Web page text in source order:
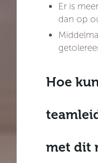
Er is
dan op
Hoe
met dit